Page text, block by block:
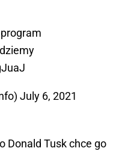
July 6, 2021
Donald Tusk chce go